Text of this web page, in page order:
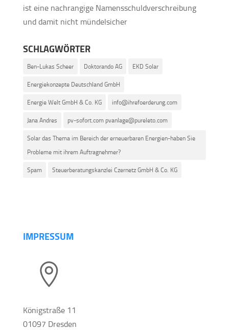
ist eine nachrangige Namensschuldverschreibung
und damit nicht mündelsicher
SCHLAGWÖRTER
Ben-Lukas Scheer Doktorando AG EKD Solar
Energiekonzepte Deutschland GmbH
Energie Welt GmbH & Co. KG info@ihrefoerderung.com
Jana Andres pv-sofort.com pvanlage@pureleto.com
Solar das Thema im Bereich der erneuerbaren Energien-haben Sie
Probleme mit ihrem Auftragnehmer?
Spam Steuerberatungskanzlei Czernetz GmbH & Co. KG
IMPRESSUM

Königstraße 11
01097 Dresden